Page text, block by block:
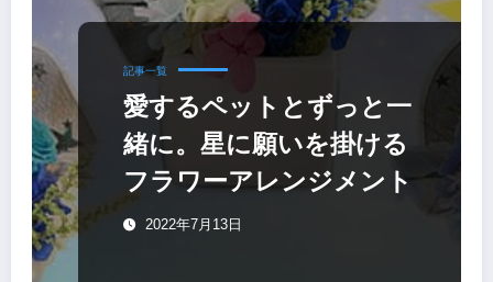
記事一覧
愛するペットとずっと一
緒に。星に願いを掛ける
フラワーアレンジメント
2022年7月13日